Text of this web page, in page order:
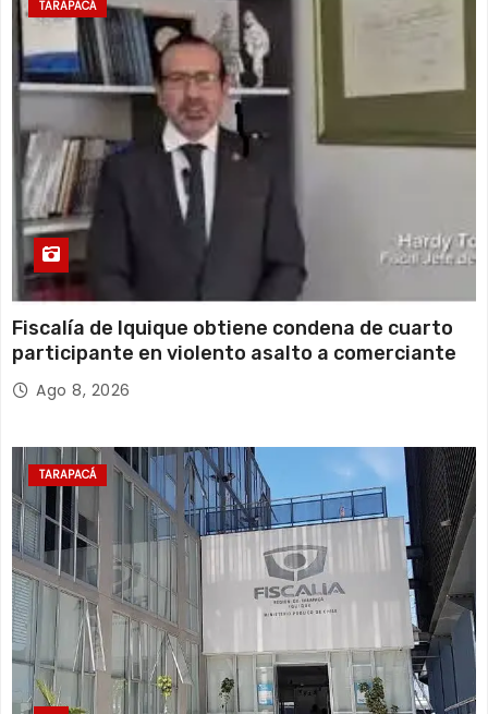
Viernes
15 de agosto
Sábado 19°C
TARAPACÁ
Fiscalía de Iquique obtiene condena de cuarto
participante en violento asalto a comerciante
Ago 8, 2026
TARAPACÁ